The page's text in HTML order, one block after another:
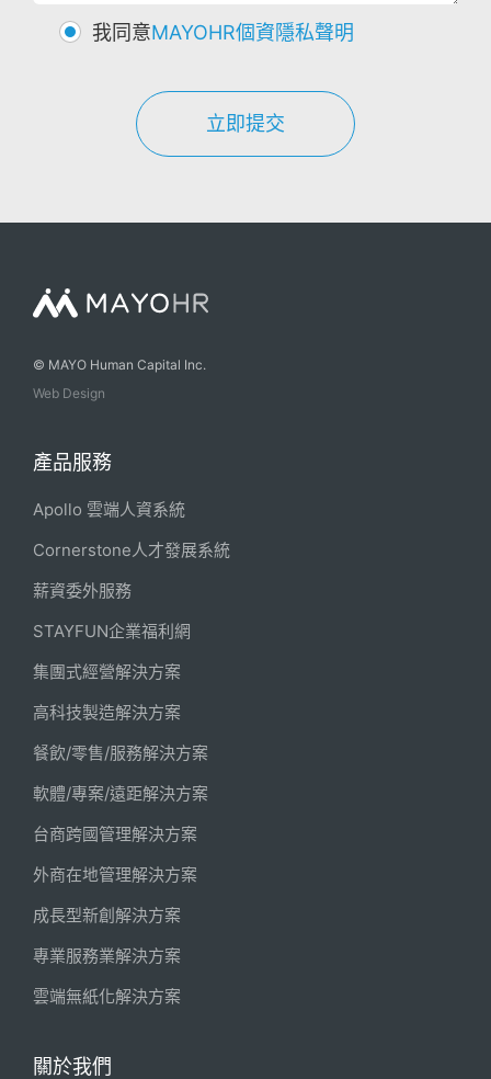
我同意MAYOHR個資隱私聲明
立即提交
© MAYO Human Capital Inc.
Web Design
產品服務
Apollo 雲端人資系統
Cornerstone人才發展系統
薪資委外服務
STAYFUN企業福利網
集團式經營解決方案
高科技製造解決方案
餐飲/零售/服務解決方案
軟體/專案/遠距解決方案
台商跨國管理解決方案
外商在地管理解決方案
成長型新創解決方案
專業服務業解決方案
雲端無紙化解決方案
關於我們